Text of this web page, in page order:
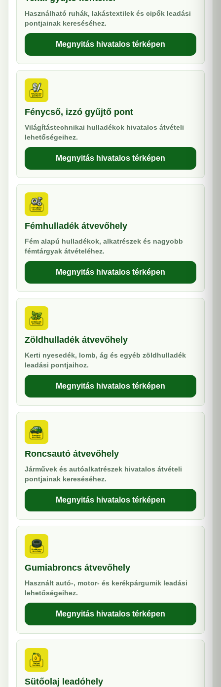
Használható ruhák, lakástextilek és cipők leadási
pontjainak kereséséhez.
Megnyitás hivatalos térképen
Fénycső, izzó gyűjtő pont
Világítástechnikai hulladékok hivatalos átvételi
lehetőségeihez.
Megnyitás hivatalos térképen
Fémhulladék átvevőhely
Fém alapú hulladékok, alkatrészek és nagyobb
fémtárgyak átvételéhez.
Megnyitás hivatalos térképen
Zöldhulladék átvevőhely
Kerti nyesedék, lomb, ág és egyéb zöldhulladék
leadási pontjaihoz.
Megnyitás hivatalos térképen
Roncsautó átvevőhely
Járművek és autóalkatrészek hivatalos átvételi
pontjainak kereséséhez.
Megnyitás hivatalos térképen
Gumiabroncs átvevőhely
Használt autó-, motor- és kerékpárgumik leadási
lehetőségeihez.
Megnyitás hivatalos térképen
Sütőolaj leadóhely